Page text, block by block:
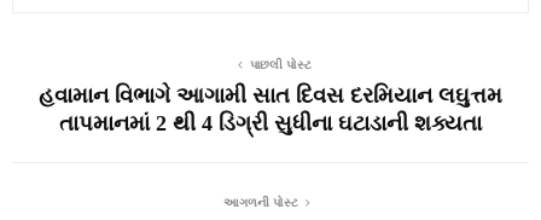
પાછલી પોસ્ટ
હવામાન વિભાગે આગામી સાત દિવસ દરમિયાન લઘુત્તમ
તાપમાનમાં 2 થી 4 ડિગ્રી સુધીના ઘટાડાની શક્યતા
આગળની પોસ્ટ